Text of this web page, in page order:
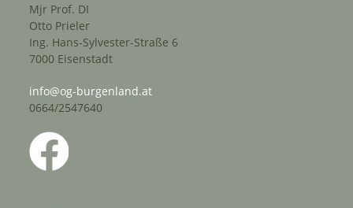
Mjr Prof. DI
Otto Prieler
Ing. Hans-Sylvester-Straße 6
7000 Eisenstadt
info@og-burgenland.at
0664/2547640